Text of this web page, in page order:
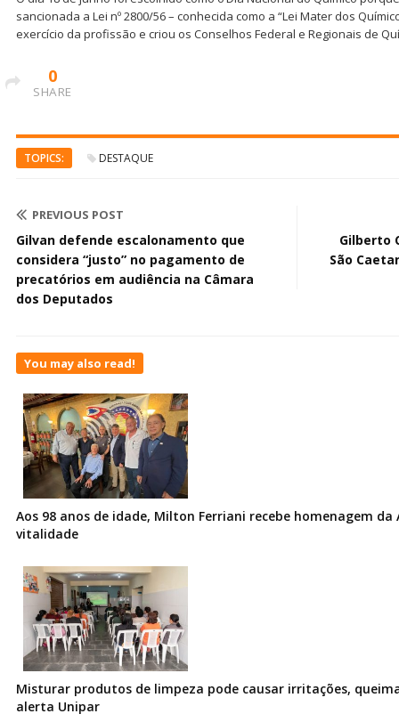
sancionada a Lei nº 2800/56 – conhecida como a “Lei Mater dos
exercício da profissão e criou os Conselhos Federal e Regionais de
0
SHARE
TOPICS: DESTAQUE
PREVIOUS POST
Gilvan defende escalonamento que
considera “justo” no pagamento de
precatórios em audiência na Câmara
dos Deputados
Gilberto
São
You may also read!
Aos 98 anos de idade, Milton Ferriani recebe homenagem da
vitalidade
Misturar produtos de limpeza pode causar irritações,
alerta Unipar